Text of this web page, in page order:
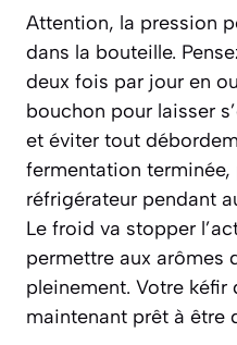
Attention, la pression
dans la bouteille.
deux fois par jour en
bouchon pour laisser
et éviter tout
fermentation
réfrigérateur pendant
Le froid va stopper
permettre aux arômes
pleinement. Votre
maintenant prêt à être